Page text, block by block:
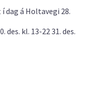
dag á Holtavegi 28.
des. kl. 13-22 31. des.